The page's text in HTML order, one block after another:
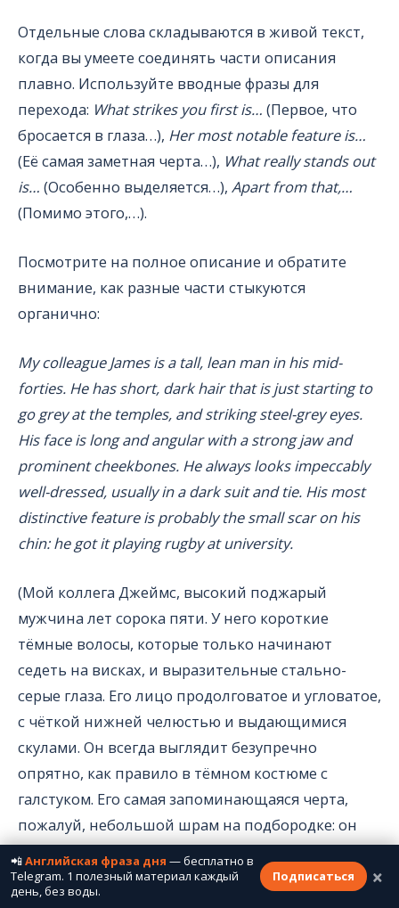
Отдельные слова складываются в живой текст,
когда вы умеете соединять части описания
плавно. Используйте вводные фразы для
перехода: What strikes you first is… (Первое, что
бросается в глаза…), Her most notable feature is…
(Её самая заметная черта…), What really stands out
is… (Особенно выделяется…), Apart from that,…
(Помимо этого,…).
Посмотрите на полное описание и обратите
внимание, как разные части стыкуются
органично:
My colleague James is a tall, lean man in his mid-
forties. He has short, dark hair that is just starting to
go grey at the temples, and striking steel-grey eyes.
His face is long and angular with a strong jaw and
prominent cheekbones. He always looks impeccably
well-dressed, usually in a dark suit and tie. His most
distinctive feature is probably the small scar on his
chin: he got it playing rugby at university.
(Мой коллега Джеймс, высокий поджарый
мужчина лет сорока пяти. У него короткие
тёмные волосы, которые только начинают
седеть на висках, и выразительные стально-
серые глаза. Его лицо продолговатое и угловатое,
с чёткой нижней челюстью и выдающимися
скулами. Он всегда выглядит безупречно
опрятно, как правило в тёмном костюме с
галстуком. Его самая запоминающаяся черта,
пожалуй, небольшой шрам на подбородке: он
получил его, играя в регби в университете.)
Более разговорный вариант:
📲Английская фраза дня — бесплатно в
Telegram. 1 полезный материал каждый
день, без воды.
Подписаться ×